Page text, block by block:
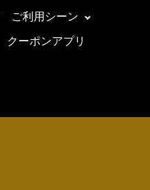
ご利用シーン
クーポンアプリ